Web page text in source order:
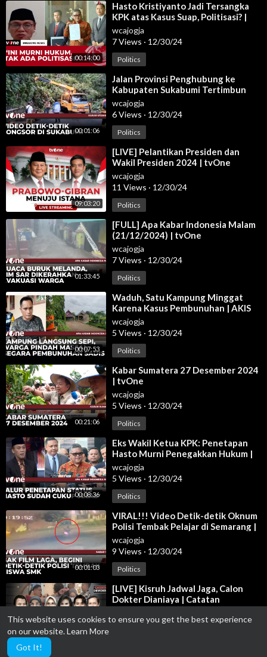
This website uses cookies to ensure you get the best experience
on our website.Learn More
Got It!
00:14:00
⁣Hasto Kristiyanto Jadi Tersangka
KPK atas Kasus Suap, Politisasi? |
Breaking News tvOne
wcajogja
7 Views · 12/30/24
Politics
00:01:06
⁣Jalan Provinsi Penghubung ke
Kabupaten Sukabumi Tertimbun
Longsor | Kabar Utama Pagi tvOne
wcajogja
6 Views · 12/30/24
Politics
09:03:20
⁣[LIVE] Pelantikan Presiden dan
Wakil Presiden 2024 | tvOne
wcajogja
11 Views · 12/30/24
Politics
01:33:45
⁣[FULL] Apa Kabar Indonesia Malam
(21/12/2024) | tvOne
wcajogja
7 Views · 12/30/24
Politics
00:07:53
⁣Waduh, Satu Kampung Minggat
Karena Kasus Pembunuhan | AKIS
tvOne
wcajogja
5 Views · 12/30/24
Politics
00:21:06
⁣Kabar Sumatera 27 Desember 2024
| tvOne
wcajogja
5 Views · 12/30/24
Politics
00:08:36
⁣Eks Wakil Ketua KPK: Penetapan
Hasto Murni Penegakkan Hukum |
AKIM tvOne
wcajogja
5 Views · 12/30/24
Politics
00:01:03
⁣VIRAL!!! Video Detik-detik Oknum
Polisi Tembak Pelajar di Semarang |
Kabar Siang tvOne
wcajogja
9 Views · 12/30/24
Politics
⁣[LIVE] Kisruh Jadwal Jaga, Calon
Dokter Dianiaya | Catatan
8 Views 12/30/24